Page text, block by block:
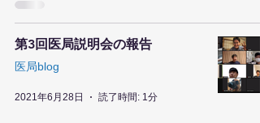
第3回医局説明会の報告
医局blog
2021年6月28日 読了時間: 1分